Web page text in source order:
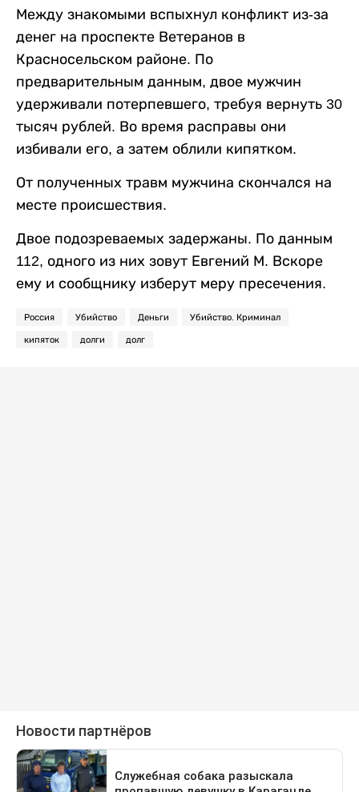
Между знакомыми вспыхнул конфликт из-за
денег на проспекте Ветеранов в
Красносельском районе. По
предварительным данным, двое мужчин
удерживали потерпевшего, требуя вернуть 30
тысяч рублей. Во время расправы они
избивали его, а затем облили кипятком.
От полученных травм мужчина скончался на
месте происшествия.
Двое подозреваемых задержаны. По данным
112, одного из них зовут Евгений М. Вскоре
ему и сообщнику изберут меру пресечения.
Россия Убийство Деньги Убийство. Криминал
кипяток долги долг